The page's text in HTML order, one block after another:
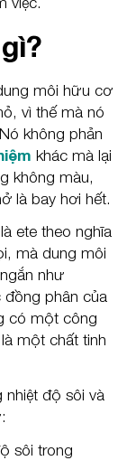
môi hữu cơ
vì thế mà nó
không phản
khác mà lại
không màu,
là bay hơi hết.
ete theo nghĩa
mà dung môi
như
đồng phân của
có một công
một chất tinh
độ sôi và
sôi trong